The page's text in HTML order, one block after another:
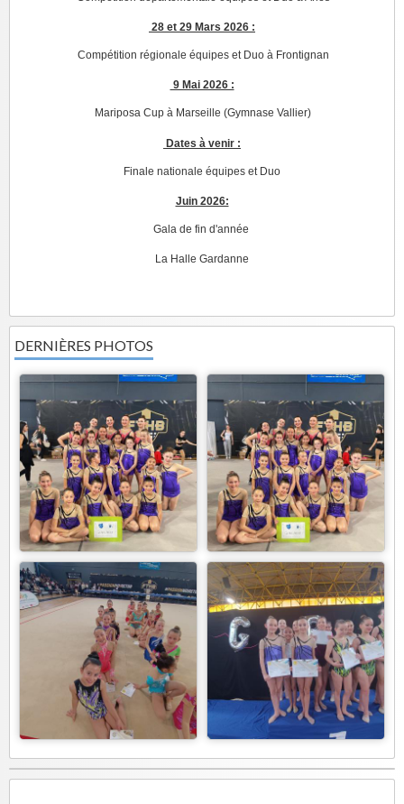
28 et 29 Mars 2026 :
Compétition régionale équipes et Duo à Frontignan
9 Mai 2026 :
Mariposa Cup à Marseille (Gymnase Vallier)
Dates à venir :
Finale nationale équipes et Duo
Juin 2026:
Gala de fin d'année
La Halle Gardanne
DERNIÈRES PHOTOS